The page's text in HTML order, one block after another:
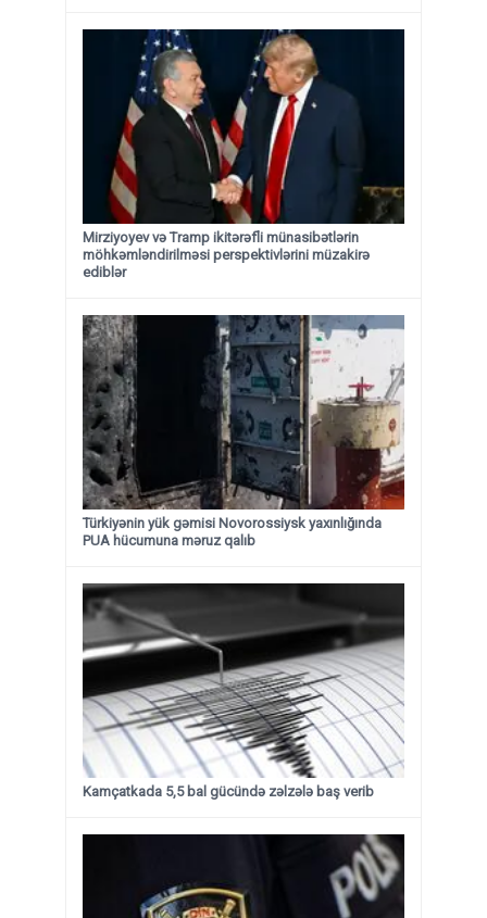
Mirziyoyev və Tramp ikitərəfli münasibətlərin
möhkəmləndirilməsi perspektivlərini müzakirə
ediblər
Türkiyənin yük gəmisi Novorossiysk yaxınlığında
PUA hücumuna məruz qalıb
Kamçatkada 5,5 bal gücündə zəlzələ baş verib